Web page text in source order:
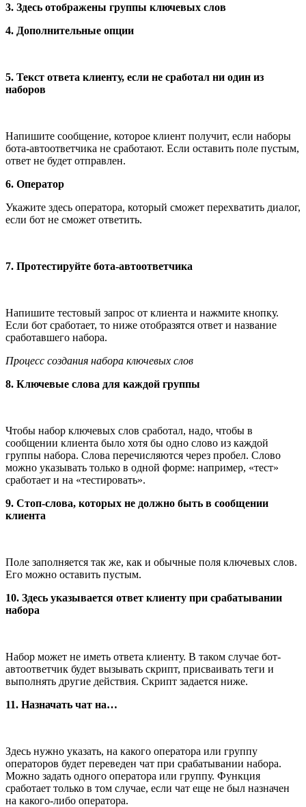
3. Здесь отображены группы ключевых слов
4. Дополнительные опции
5. Текст ответа клиенту, если не сработал ни один из
наборов
Напишите сообщение, которое клиент получит, если наборы
бота-автоответчика не сработают. Если оставить поле пустым,
ответ не будет отправлен.
6. Оператор
Укажите здесь оператора, который сможет перехватить диалог,
если бот не сможет ответить.
7. Протестируйте бота-автоответчика
Напишите тестовый запрос от клиента и нажмите кнопку.
Если бот сработает, то ниже отобразятся ответ и название
сработавшего набора.
Процесс создания набора ключевых слов
8. Ключевые слова для каждой группы
Чтобы набор ключевых слов сработал, надо, чтобы в
сообщении клиента было хотя бы одно слово из каждой
группы набора. Слова перечисляются через пробел. Слово
можно указывать только в одной форме: например, «тест»
сработает и на «тестировать».
9. Стоп-слова, которых не должно быть в сообщении
клиента
Поле заполняется так же, как и обычные поля ключевых слов.
Его можно оставить пустым.
10. Здесь указывается ответ клиенту при срабатывании
набора
Набор может не иметь ответа клиенту. В таком случае бот-
автоответчик будет вызывать скрипт, присваивать теги и
выполнять другие действия. Скрипт задается ниже.
11. Назначать чат на…
Здесь нужно указать, на какого оператора или группу
операторов будет переведен чат при срабатывании набора.
Можно задать одного оператора или группу. Функция
сработает только в том случае, если чат еще не был назначен
на какого-либо оператора.